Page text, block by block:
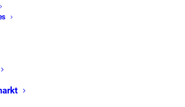
Online Shop